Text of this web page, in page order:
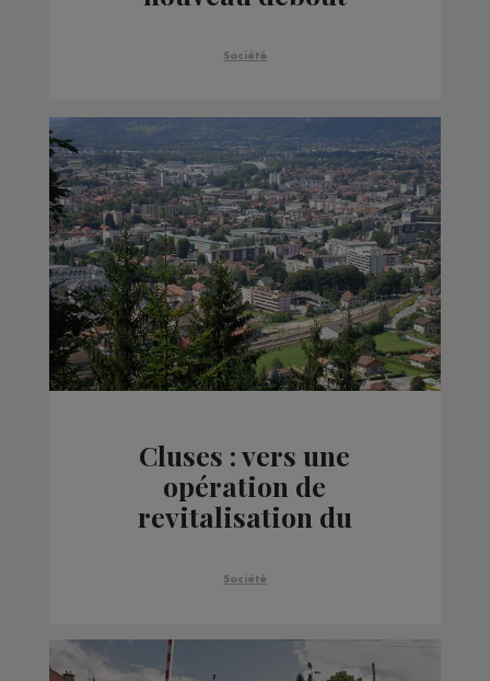
Société
Cluses : vers une
opération de
revitalisation du
Société